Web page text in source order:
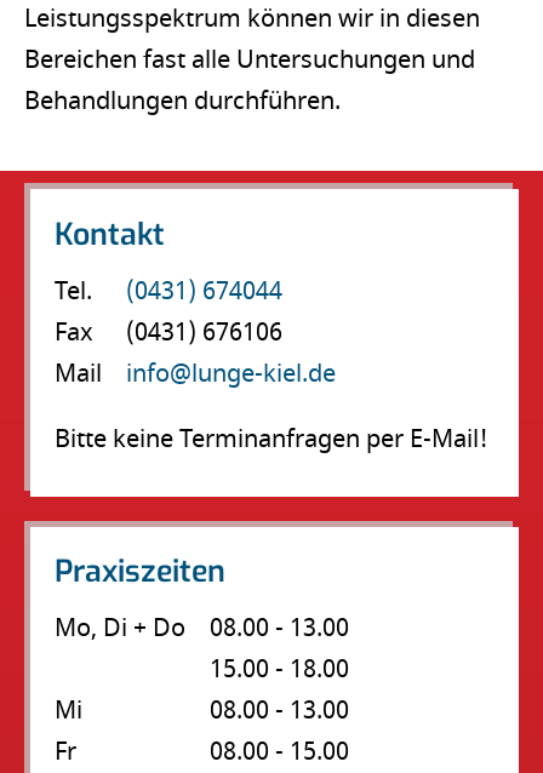
Leistungsspektrum können wir in diesen
Bereichen fast alle Untersuchungen und
Behandlungen durchführen.
Kontakt
Tel.
(0431) 674044
Fax
(0431) 676106
Mail
info@lunge-kiel.de
Bitte keine Terminanfragen per E-Mail!
Praxiszeiten
Mo, Di + Do
08.00 - 13.00
15.00 - 18.00
Mi
08.00 - 13.00
Fr
08.00 - 15.00